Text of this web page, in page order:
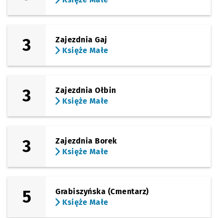
3
Zajezdnia Gaj
Księże Małe
3
Zajezdnia Ołbin
Księże Małe
3
Zajezdnia Borek
Księże Małe
5
Grabiszyńska (Cmentarz)
Księże Małe